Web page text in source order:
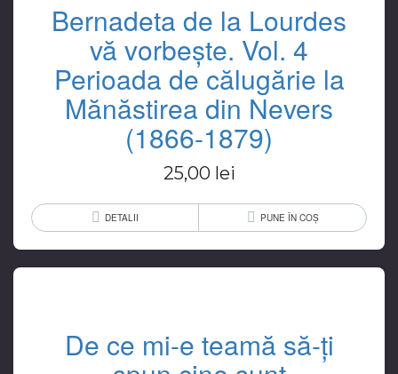
Bernadeta de la Lourdes
vă vorbește. Vol. 4
Perioada de călugărie la
Mănăstirea din Nevers
(1866-1879)
25,00 lei
DETALII PUNE ÎN COȘ
De ce mi-e teamă să-ți